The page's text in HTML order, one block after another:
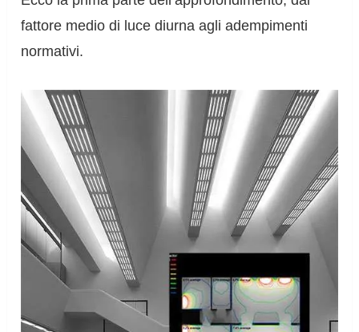
fattore medio di luce diurna agli adempimenti
normativi.